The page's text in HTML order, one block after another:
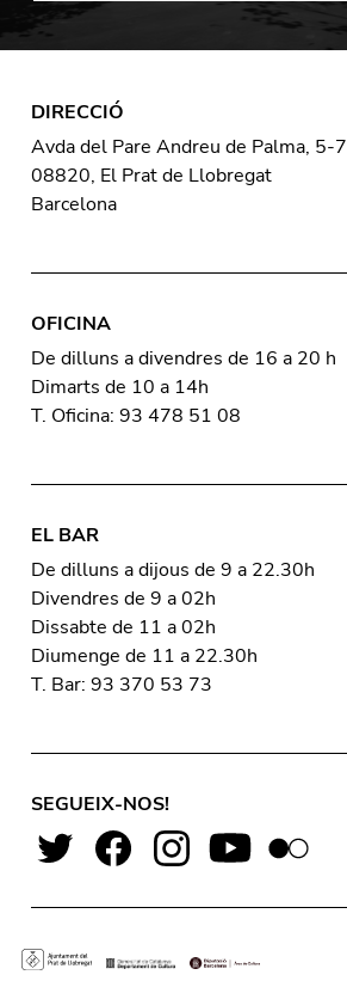
DIRECCIÓ
Avda del Pare Andreu de Palma, 5-7
08820, El Prat de Llobregat
Barcelona
OFICINA
De dilluns a divendres de 16 a 20 h
Dimarts de 10 a 14h
T. Oficina: 93 478 51 08
EL BAR
De dilluns a dijous de 9 a 22.30h
Divendres de 9 a 02h
Dissabte de 11 a 02h
Diumenge de 11 a 22.30h
T. Bar: 93 370 53 73
SEGUEIX-NOS!